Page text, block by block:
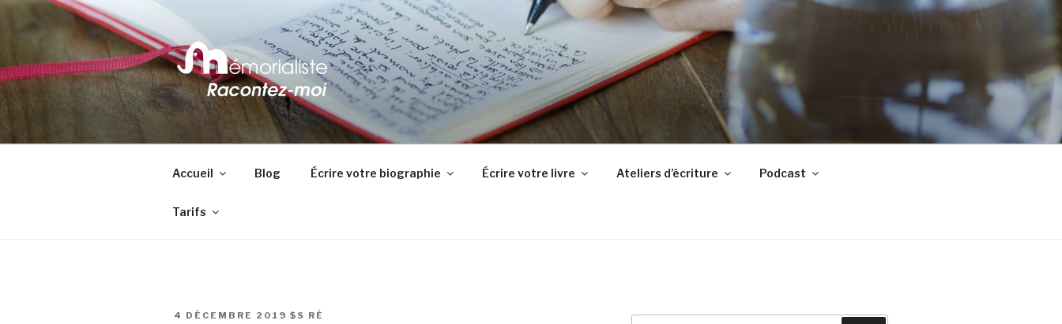
contenu
principal
MÉMORIALISTE
Votre vie est unique : racontez-la ! Je suis là pour vous accompagner dans l'écriture du récit de votre vie.
Accueil Blog Écrire votre biographie Écrire votre livre Ateliers d’écriture Podcast
Tarifs
PUBLIÉ
4 DÉCEMBRE 2019 $S RÉ